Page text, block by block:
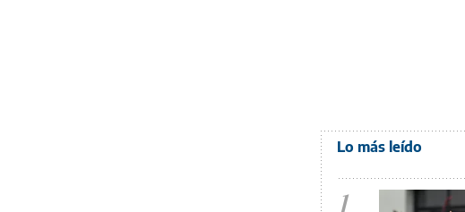
Lo más leído